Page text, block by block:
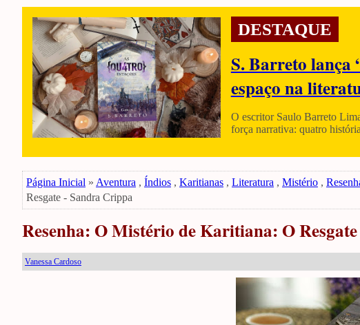
DESTAQUE
S. Barreto lança
espaço na
O escritor Saulo Barreto
força narrativa: quatro
Página Inicial » Aventura , Índios , Karitianas , Literatura , Mistério ,
Resgate - Sandra Crippa
Resenha: O Mistério de Karitiana: O
Vanessa Cardoso